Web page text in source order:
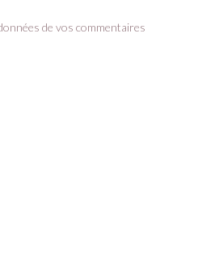
de vos commentaires